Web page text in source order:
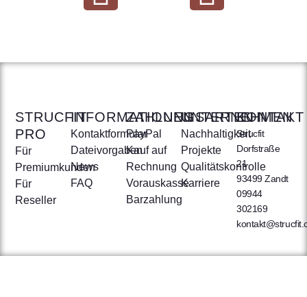
STRUCFIT
PRO
Für
Premiumkunden
Für
Reseller
INFORMATIONEN
Kontaktformular
Dateivorgaben
News
FAQ
ZAHLUNGSARTEN
PayPal
Kauf auf
Rechnung
Vorauskasse
Barzahlung
UNTERNEHMEN
Nachhaltigkeit
Projekte
Qualitätskontrolle
Karriere
KONTAKT
Strucfit
Dorfstraße
21
93499 Zandt
09944
302169